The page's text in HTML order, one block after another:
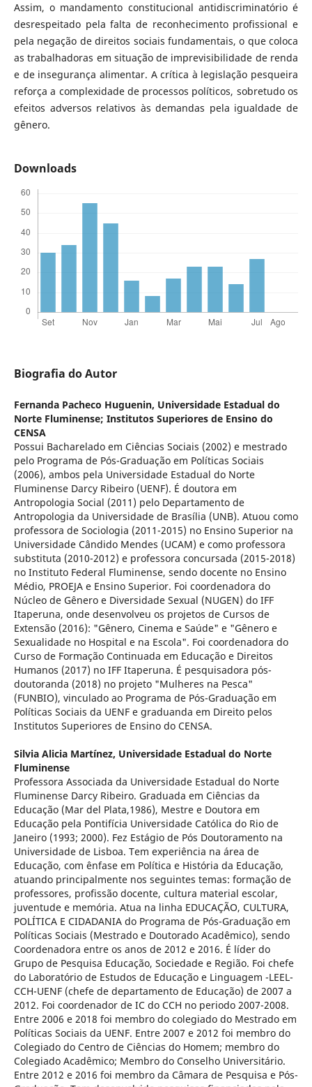
Assim, o mandamento constitucional antidiscriminatório é
desrespeitado pela falta de reconhecimento profissional e
pela negação de direitos sociais fundamentais, o que coloca
as trabalhadoras em situação de imprevisibilidade de renda
e de insegurança alimentar. A crítica à legislação pesqueira
reforça a complexidade de processos políticos, sobretudo os
efeitos adversos relativos às demandas pela igualdade de
gênero.
Downloads
Biografia do Autor
Fernanda Pacheco Huguenin, Universidade Estadual do
Norte Fluminense; Institutos Superiores de Ensino do
CENSA
Possui Bacharelado em Ciências Sociais (2002) e mestrado
pelo Programa de Pós-Graduação em Políticas Sociais
(2006), ambos pela Universidade Estadual do Norte
Fluminense Darcy Ribeiro (UENF). É doutora em
Antropologia Social (2011) pelo Departamento de
Antropologia da Universidade de Brasília (UNB). Atuou como
professora de Sociologia (2011-2015) no Ensino Superior na
Universidade Cândido Mendes (UCAM) e como professora
substituta (2010-2012) e professora concursada (2015-2018)
no Instituto Federal Fluminense, sendo docente no Ensino
Médio, PROEJA e Ensino Superior. Foi coordenadora do
Núcleo de Gênero e Diversidade Sexual (NUGEN) do IFF
Itaperuna, onde desenvolveu os projetos de Cursos de
Extensão (2016): "Gênero, Cinema e Saúde" e "Gênero e
Sexualidade no Hospital e na Escola". Foi coordenadora do
Curso de Formação Continuada em Educação e Direitos
Humanos (2017) no IFF Itaperuna. É pesquisadora pós-
doutoranda (2018) no projeto "Mulheres na Pesca"
(FUNBIO), vinculado ao Programa de Pós-Graduação em
Políticas Sociais da UENF e graduanda em Direito pelos
Institutos Superiores de Ensino do CENSA.
Silvia Alicia Martínez, Universidade Estadual do Norte
Fluminense
Professora Associada da Universidade Estadual do Norte
Fluminense Darcy Ribeiro. Graduada em Ciências da
Educação (Mar del Plata,1986), Mestre e Doutora em
Educação pela Pontifícia Universidade Católica do Rio de
Janeiro (1993; 2000). Fez Estágio de Pós Doutoramento na
Universidade de Lisboa. Tem experiência na área de
Educação, com ênfase em Política e História da Educação,
atuando principalmente nos seguintes temas: formação de
professores, profissão docente, cultura material escolar,
juventude e memória. Atua na linha EDUCAÇÃO, CULTURA,
POLÍTICA E CIDADANIA do Programa de Pós-Graduação em
Políticas Sociais (Mestrado e Doutorado Acadêmico), sendo
Coordenadora entre os anos de 2012 e 2016. É líder do
Grupo de Pesquisa Educação, Sociedade e Região. Foi chefe
do Laboratório de Estudos de Educação e Linguagem -LEEL-
CCH-UENF (chefe de departamento de Educação) de 2007 a
2012. Foi coordenador de IC do CCH no periodo 2007-2008.
Entre 2006 e 2018 foi membro do colegiado do Mestrado em
Políticas Sociais da UENF. Entre 2007 e 2012 foi membro do
Colegiado do Centro de Ciências do Homem; membro do
Colegiado Acadêmico; Membro do Conselho Universitário.
Entre 2012 e 2016 foi membro da Câmara de Pesquisa e Pós-